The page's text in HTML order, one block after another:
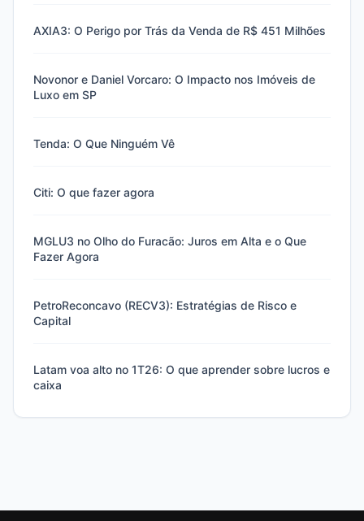
AXIA3: O Perigo por Trás da Venda de R$ 451 Milhões
Novonor e Daniel Vorcaro: O Impacto nos Imóveis de
Luxo em SP
Tenda: O Que Ninguém Vê
Citi: O que fazer agora
MGLU3 no Olho do Furacão: Juros em Alta e o Que
Fazer Agora
PetroReconcavo (RECV3): Estratégias de Risco e
Capital
Latam voa alto no 1T26: O que aprender sobre lucros e
caixa